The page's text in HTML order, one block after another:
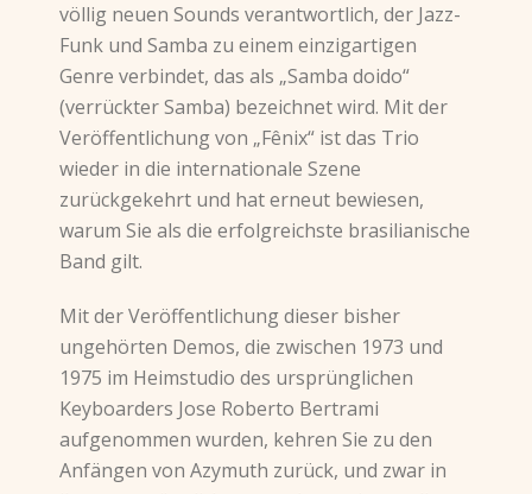
völlig neuen Sounds verantwortlich, der Jazz-
Funk und Samba zu einem einzigartigen
Genre verbindet, das als „Samba doido“
(verrückter Samba) bezeichnet wird. Mit der
Veröffentlichung von „Fênix“ ist das Trio
wieder in die internationale Szene
zurückgekehrt und hat erneut bewiesen,
warum Sie als die erfolgreichste brasilianische
Band gilt.
Mit der Veröffentlichung dieser bisher
ungehörten Demos, die zwischen 1973 und
1975 im Heimstudio des ursprünglichen
Keyboarders Jose Roberto Bertrami
aufgenommen wurden, kehren Sie zu den
Anfängen von Azymuth zurück, und zwar in